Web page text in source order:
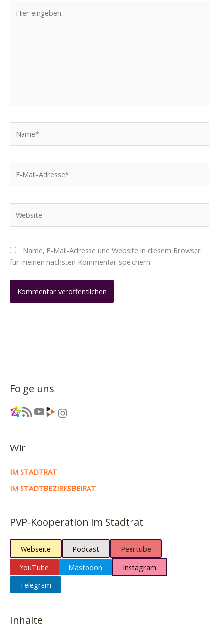
eingeben…
Mail-
Name, E-Mail-Adresse und Website in diesem Browser
für meinen nächsten Kommentar speichern.
Folge uns
Link RSS-Feed YouTube Link Instagram
Wir
IM STADTRAT
IM STADTBEZIRKSBEIRAT
PVP-Kooperation im Stadtrat
Webseite Podcast
Peertube
YouTube
Mastodon
Instagram
Telegram
Inhalte